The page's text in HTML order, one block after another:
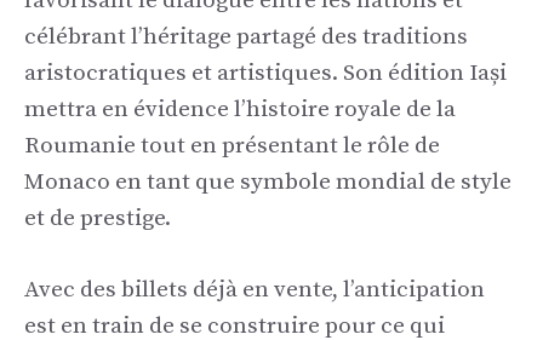
célébrant l’héritage partagé des traditions
aristocratiques et artistiques. Son édition Iași
mettra en évidence l’histoire royale de la
Roumanie tout en présentant le rôle de
Monaco en tant que symbole mondial de style
et de prestige.
Avec des billets déjà en vente, l’anticipation
est en train de se construire pour ce qui